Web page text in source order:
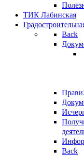
ТИК Лабинская
Back
Back